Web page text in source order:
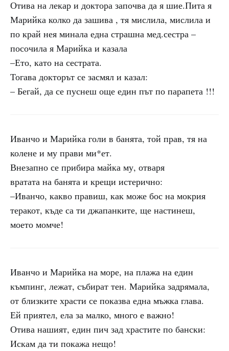
Отива на лекар и доктора започва да я шие.Пита я
Марийка колко да зашива , тя мислила, мислила и
по край нея минала една страшна мед.сестра –
посочила я Марийка и казала
–Ето, като на сестрата.
Тогава докторът се засмял и казал:
– Бегай, да се пуснеш още един път по парапета !!!
Иванчо и Марийка голи в банята, той прав, тя на
колене и му прави ми*ет.
Внезапно се прибира майка му, отваря
вратата на банята и крещи истерично:
–Иванчо, какво правиш, как може бос на мокрия
теракот, къде са ти джапанките, ще настинеш,
моето момче!
Иванчо и Марийка на море, на плажа на един
къмпинг, лежат, събират тен. Марийка задрямала,
от близките храсти се показва една мъжка глава.
Ей приятел, ела за малко, много е важно!
Отива нашият, един пич зад храстите по бански:
Искам да ти покажа нещо!